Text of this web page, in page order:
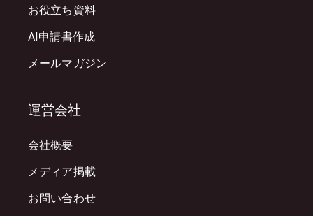
お役立ち資料
AI申請書作成
メールマガジン
運営会社
会社概要
メディア掲載
お問い合わせ